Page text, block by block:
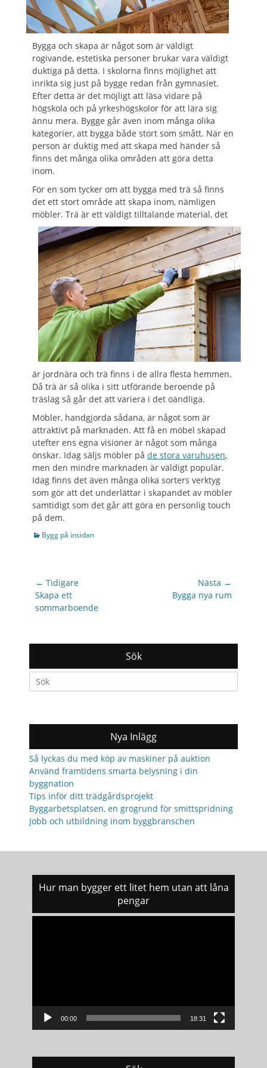
Bygga och skapa är något som är väldigt
rogivande, estetiska personer brukar vara väldigt
duktiga på detta. I skolorna finns möjlighet att
inrikta sig just på bygge redan från gymnasiet.
Efter detta är det möjligt att läsa vidare på
högskola och på yrkeshögskolor för att lära sig
ännu mera. Bygge går även inom många olika
kategorier, att bygga både stort som smått. När en
person är duktig med att skapa med händer så
finns det många olika områden att göra detta
inom.
För en som tycker om att bygga med trä så finns
det ett stort område att skapa inom, nämligen
möbler. Trä är ett väldigt tilltalande material, det
är jordnära och trä finns i de allra flesta hemmen.
Då trä är så olika i sitt utförande beroende på
träslag så går det att variera i det oändliga.
Möbler, handgjorda sådana, är något som är
attraktivt på marknaden. Att få en möbel skapad
utefter ens egna visioner är något som många
önskar. Idag säljs möbler på de stora varuhusen,
men den mindre marknaden är väldigt populär.
Idag finns det även många olika sorters verktyg
som gör att det underlättar i skapandet av möbler
samtidigt som det går att göra en personlig touch
på dem.
Categories
Bygg på insidan
Inläggsnavigering
← Tidigare
Previous
post:
Skapa ett
sommarboende
Nästa →
Bygga nya rum
Sök
Search
for:
Nya Inlägg
Så lyckas du med köp av maskiner på auktion
Använd framtidens smarta belysning i din
byggnation
Tips inför ditt trädgårdsprojekt
Byggarbetsplatsen, en grogrund för smittspridning
Jobb och utbildning inom byggbranschen
Hur man bygger ett litet hem utan att låna
pengar
00:00 18:31